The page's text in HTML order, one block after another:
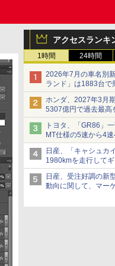
アクセスランキ
1時間 24時間
2026年7月の車名別
ランド」は1883台で
は2591台で27位に
ホンダ、2027年3月
5307億円で過去最高
トヨタ、「GR86」
MT仕様の5速から4
作性向上など
日産、「キャシュカ
1980kmを走行して
日産、受注好調の新
動向に関して、マー